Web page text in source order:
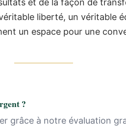
liberté, un véritable
un espace pour une
?
grâce à notre évaluation